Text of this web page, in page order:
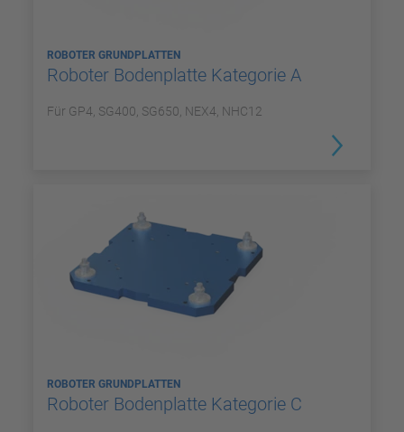
ROBOTER GRUNDPLATTEN
Roboter Bodenplatte Kategorie A
Für GP4, SG400, SG650, NEX4, NHC12
ROBOTER GRUNDPLATTEN
Roboter Bodenplatte Kategorie C